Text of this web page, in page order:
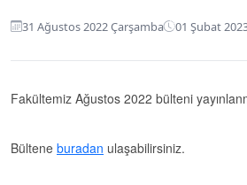
31 Ağustos 2022 Çarşamba 01 Şubat
Fakültemiz Ağustos 2022 bülteni
Bültene buradan ulaşabilirsiniz.